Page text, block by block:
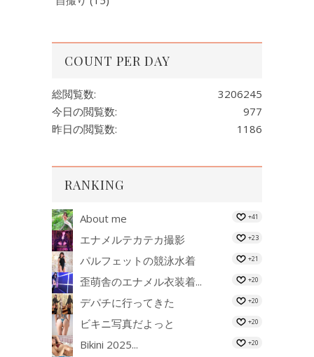
COUNT PER DAY
3206245
総閲覧数:
977
今日の閲覧数:
1186
昨日の閲覧数:
RANKING
About me +41
エナメルテカテカ撮影 +23
パルフェットの競泳水着 +21
歪萌舎のエナメル衣装着... +20
デパチに行ってきた +20
ビキニ写真だよっと +20
Bikini 2025... +20